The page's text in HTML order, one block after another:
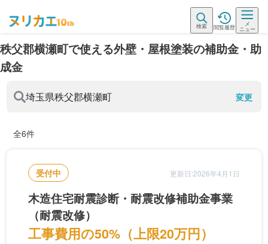
検索 閲覧履歴
メ
ニュー
秩父郡横瀬町で使える外壁・屋根塗装の補助金・助
成金
埼玉県秩父郡横瀬町 変更
全6件
受付中 更新日:2026年4月1日
木造住宅耐震診断・耐震改修補助金事業
（耐震改修）
工事費用の50%（上限20万円）